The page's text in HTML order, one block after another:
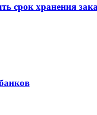
срок хранения